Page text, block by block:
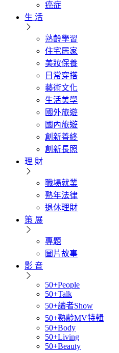
癌症
生 活
熟齡學習
住宅居家
美妝保養
日常穿搭
藝術文化
生活美學
國外旅遊
國內旅遊
創新善終
創新長照
理 財
職場就業
熟年法律
退休理財
策 展
專題
圖片故事
影 音
50+People
50+Talk
50+讀者Show
50+熟齡MV特輯
50+Body
50+Living
50+Beauty